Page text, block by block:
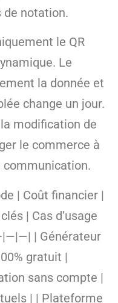
de notation.
le QR
Le
la donnée et
change un jour.
modification de
le commerce à
| Coût financier |
| Cas d’usage
| Générateur
gratuit |
sans compte |
| | Plateforme